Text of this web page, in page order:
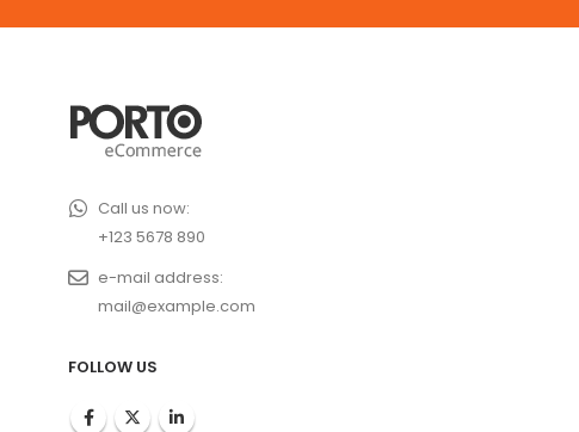
Call us now:
+123 5678 890
e-mail address:
mail@example.com
FOLLOW US